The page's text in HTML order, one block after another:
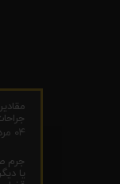
۰۴ مرداد ۰۵
جرم
یا